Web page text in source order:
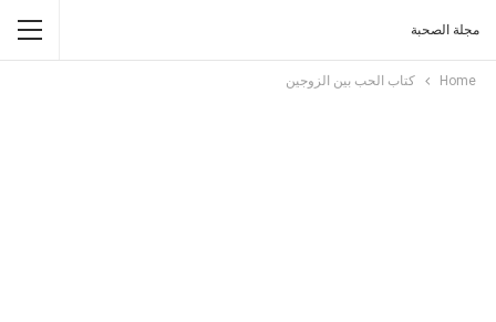
مجلة الصحبة
Home كتاب الحب بين الزوجين